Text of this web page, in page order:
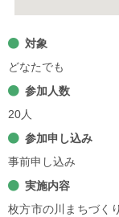
対象
どなたでも
参加人数
20人
参加申し込み
事前申し込み
実施内容
枚方市の川まちづく